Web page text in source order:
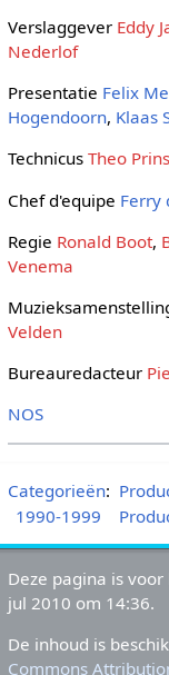
Verslaggever Eddy
Nederlof
Presentatie Felix
Hogendoorn, Klaas
Technicus Theo
Chef d'equipe Ferry
Regie Ronald Boot,
Venema
Velden
Bureauredacteur
NOS
Categorieën:
1990-1999
Deze pagina is
jul 2010 om 14:36.
De inhoud is
Commons